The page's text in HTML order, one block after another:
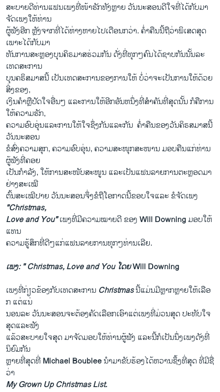
ພາສາຕ່າງໆ
ສະບາ​ຍດີ​ທ່ານ​ແຟນ​ເພງ​ທີ່​ໜ້າ​ຮັກທັງຫຼາຍ ວັນນະ​ສອນ​ດີ​ໃຈ​ທີ່​ໄດ້​ກັບ​ມາ​
ຈັດ​ເພງໃຫ້ທ່ານ
ຜູ້​ຟັງ​ອີກ​ ຫຼັງ​ຈາກ​ທີ່​ໄດ້​ຫ່າງ​ຫາຍ​ໄປເດືອນ​ກວ່າ.​ ຄໍ່າ​ຄືນ​ນີ້​ຖື​ວ່າພິ​ເສດ​ສຸດ ​
ເພາະໄດ້ກັບ​ມາ
ທັນ​ການ​ສະ​ຫຼອງບຸນ​ຄິຣມາສຮ່ວມ​ກັນ​ ດັ່ງ​ທີ່​ທຸກໆຄົນ​ໄດ້​ຊາບ​ກັນ​ນັ້ນ​ລະ ​
ເທດສະການ​
ບຸນຄຣິສມາສນີ້ ​ເປັນ​ເທດສະການ​ຂອງ​ການ​ໃຫ້ ບໍ່​ວ່າ​ຈະ​ເປັນ​ການ​ໃຫ້​ດ້ວຍ​
ສິ່ງ​ຂອງ, ​
ເງິນ​ຄໍາ​ຫຼື​ປັດ​ໃຈ​ອື່ນໆ​ ​ແລະ​ການ​ໃຫ້​ອີກ​ອັນ​ຫນຶ່ງທີ່ສໍາຄັນ​ທີ່​ສຸດ​ນັ້ນ ກໍ​ຄື​ການ​
ໃຫ້​ຄວາມ​ຮັກ,
ຄວາມອົບ​ອຸ່ນ​ແລະ​ການໃຫ້​ໃຈຊຶ່ງ​ກັນ​ແລະ​ກັນ ​ ​ຄໍ່າຄືນ​ຂອງ​ວັນຄິຣສມາສນີ້
ວັນນະສອນ​
ຂໍ​ສົ່ງ​ຄວາມສຸກ​, ຄວາມ​ອົບ​ອຸ່ນ, ຄວາມ​ສະໜຸກ​ສະໜາ​ນ ມອບຄືນ​ແກ່​ທ່ານ​
ຜູ້​ຟັງທີ່​ຄອຍ​
ເປັນ​ກໍາລັງ, ​ໃຫ້ການສະໜັບສະໜູນ ​ແລະ​ເປັນ​ແຟນລາຍການ​ຕະຫຼອດ​ມາ​
ຢ່າງ​ສະເໝີ
ຕົ້ນ​ສະ​ເໝີປາຍ ​ວັນນະ​ສອນ​ຈຶ່ງ​ຂໍຖື​ໂອກາດ​ນີ້​ຂອບໃຈ​ແລະ ຂໍ​ຈັດເພງ
"Christmas,
Love and You"ເພງ​ທີ່​ມີ​ຄວາມ​ໝາຍ​ດີ ຂອງWill Downingມອບ​ໃຫ້​
ແທນ
ຄວາມ​ຮູ້ສຶກ​ທີ່​ດີໆແກ່ແຟນລາຍການ​ທຸກໆ​ທ່ານ​ເລີຍ.​
ເພງ:"Christmas, Love and You ໂດຍWill Downing
ເພງທີ່​ກ່ຽວຂ້ອງ​ກັບເທດສະການ Christmasນີ້​ແມ່ນ​ມີຫຼາກຫຼາຍ​ໃຫ້​ເລືອ​
ກ ​ແຕ່​ແນ່
ນອນ​ລະ​ ​ວັນນະ​ສອນ​ຈະ​ຕ້ອງຄັດ​ເລືອກ​ເອົາ​ແຕ່ເພງ​ທີ່​ມ່ວນ​ສຸດ ປະ​ທັບ​ໃຈ
ສຸດ​ແລະ​ຟັງ​
ແລ້ວ​ສະບາຍ​ໃຈ​ສຸດ ມາຈັດ​ມອບ​ໃຫ້​ທ່ານ​ຜູ້​ຟັງ ​ແລະ​ນີ້​ກໍ​ເປັນ​ນຶ່ງ​ເພງ​ດັງ​ທີ່​
ນິຍົມ​ກັນ​
ຫຼາຍ​ທີ່​ສຸດ​ທີ່Michael Boubleeນໍາມາ​ຂັບ​ຮ້ອງ​ໄດ້​ຫວານ​ຊຶ້ງທີ່​ສຸດ ທີ່​ມີ​ຊື່
ວ່າ
My Grown Up Christmas List.